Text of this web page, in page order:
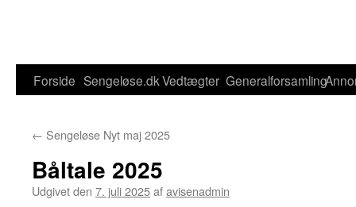
Forside Sengeløse.dkVedtægter Generalforsamling
← Sengeløse Nyt maj 2025
Båltale 2025
Udgivet den 7. juli 2025afavisenadmin